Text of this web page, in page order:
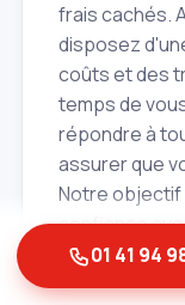
frais cachés.
disposez
coûts et des
temps de
répondre à
assurer que
Notre objectif
confiance
villes voisines.
01 41 94